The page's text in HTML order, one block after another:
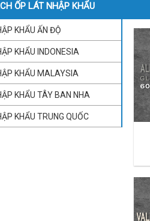
ỐP LÁT NHẬP KHẨU
KHẨU ẤN ĐỘ
KHẨU INDONESIA
KHẨU MALAYSIA
KHẨU TÂY BAN NHA
KHẨU TRUNG QUỐC